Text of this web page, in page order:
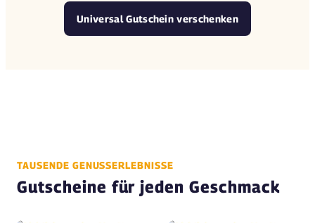
Universal Gutschein verschenken
TAUSENDE GENUSSERLEBNISSE
Gutscheine für jeden Geschmack